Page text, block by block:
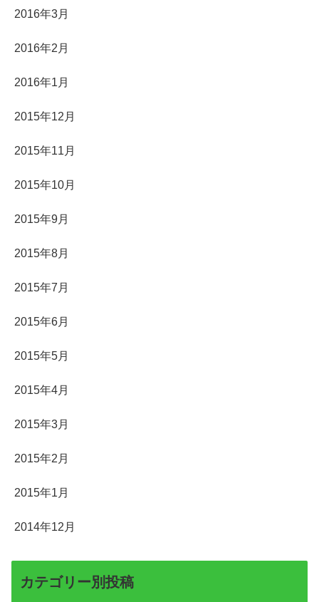
2016年3月
2016年2月
2016年1月
2015年12月
2015年11月
2015年10月
2015年9月
2015年8月
2015年7月
2015年6月
2015年5月
2015年4月
2015年3月
2015年2月
2015年1月
2014年12月
カテゴリー別投稿